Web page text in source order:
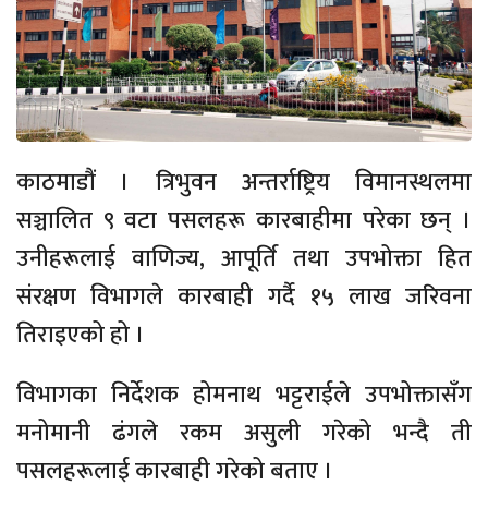
काठमाडौं । त्रिभुवन अन्तर्राष्ट्रिय विमानस्थलमा
सञ्चालित ९ वटा पसलहरू कारबाहीमा परेका छन् ।
उनीहरूलाई वाणिज्य, आपूर्ति तथा उपभोक्ता हित
संरक्षण विभागले कारबाही गर्दै १५ लाख जरिवना
तिराइएको हो ।
विभागका निर्देशक होमनाथ भट्टराईले उपभोक्तासँग
मनोमानी ढंगले रकम असुली गरेको भन्दै ती
पसलहरूलाई कारबाही गरेको बताए ।